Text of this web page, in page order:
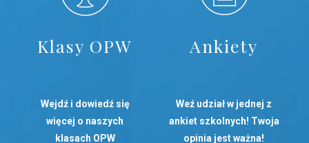
Klasy OPW
Wejdź i dowiedź się
więcej o naszych
klasach OPW
Ankiety
Weź udział w jednej z
ankiet szkolnych! Twoja
opinia jest ważna!